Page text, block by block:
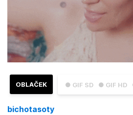
● GIF SD ● GIF HD
OBLAČEK
bichotasoty